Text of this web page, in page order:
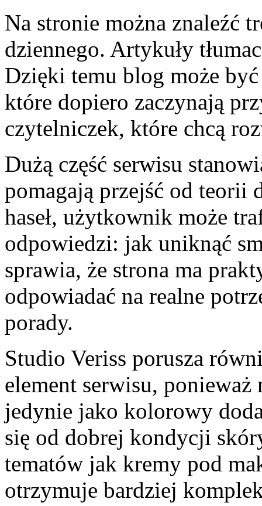
Na stronie można znaleźć
dziennego. Artykuły
Dzięki temu blog może
które dopiero zaczynają
czytelniczek, które chcą
Dużą część serwisu
pomagają przejść od teorii
haseł, użytkownik może
odpowiedzi: jak uniknąć
sprawia, że strona ma
odpowiadać na realne
porady.
Studio Veriss porusza
element serwisu,
jedynie jako kolorowy
się od dobrej kondycji
tematów jak kremy pod
otrzymuje bardziej